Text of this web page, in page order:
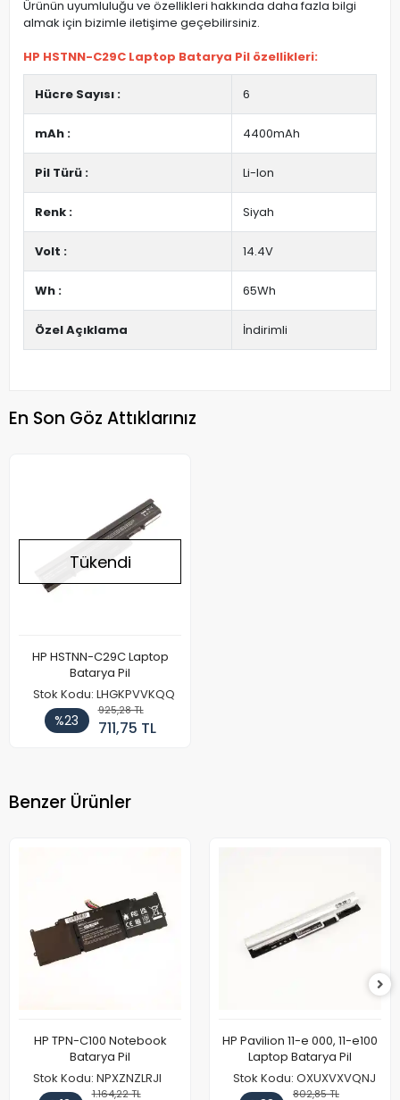
Ürünün uyumluluğu ve özellikleri hakkında daha fazla bilgi
almak için bizimle iletişime geçebilirsiniz.
HP HSTNN-C29C Laptop Batarya Pil özellikleri:
Hücre Sayısı : 6
mAh : 4400mAh
Pil Türü : Li-Ion
Renk : Siyah
Volt : 14.4V
Wh : 65Wh
Özel Açıklama İndirimli
En Son Göz Attıklarınız
Tükendi
HP HSTNN-C29C Laptop
Batarya Pil
Stok Kodu: LHGKPVVKQQ
%23
925,28 TL
711,75 TL
Benzer Ürünler
HP TPN-C100 Notebook
Batarya Pil
Stok Kodu: NPXZNZLRJI
1.164,22 TL
HP Pavilion 11-e 000, 11-e100
Laptop Batarya Pil
Stok Kodu: OXUXVXVQNJ
802,85 TL